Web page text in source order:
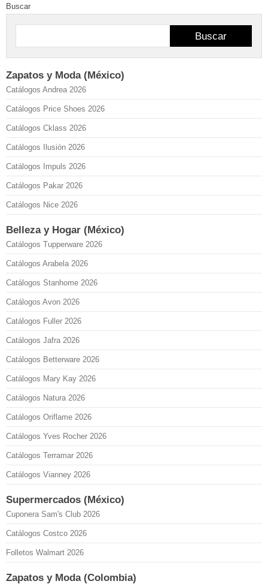
Buscar
Buscar
Zapatos y Moda (México)
Catálogos Andrea 2026
Catálogos Price Shoes 2026
Catálogos Cklass 2026
Catálogos Ilusión 2026
Catálogos Impuls 2026
Catálogos Pakar 2026
Catálogos Nice 2026
Belleza y Hogar (México)
Catálogos Tupperware 2026
Catálogos Arabela 2026
Catálogos Stanhome 2026
Catálogos Avon 2026
Catálogos Fuller 2026
Catálogos Jafra 2026
Catálogos Betterware 2026
Catálogos Mary Kay 2026
Catálogos Natura 2026
Catálogos Oriflame 2026
Catálogos Yves Rocher 2026
Catálogos Terramar 2026
Catálogos Vianney 2026
Supermercados (México)
Cuponera Sam's Club 2026
Catálogos Costco 2026
Folletos Walmart 2026
Zapatos y Moda (Colombia)